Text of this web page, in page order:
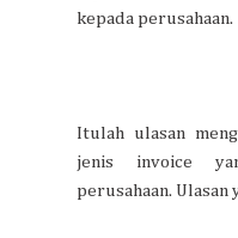
kepada perusahaan.
Itulah ulasan
jenis invoice
perusahaan. Ulasan